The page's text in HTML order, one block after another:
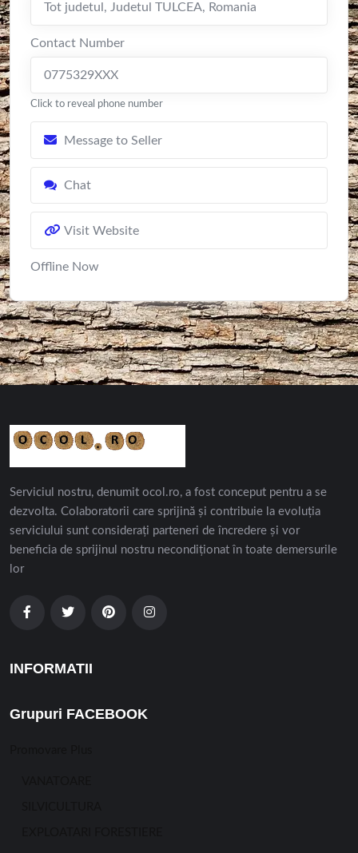
Tot judetul , Judetul TULCEA, Romania
Contact Number
0775329XXX
Click to reveal phone number
Message to Seller
Chat
Visit Website
Offline Now
Serviciul nostru, denumit ocol.ro, a fost conceput pentru a se
dezvolta. Colaboratorii care sprijină și contribuie la evoluția
serviciului sunt considerați parteneri de încredere și vor
beneficia de sprijinul nostru necondiționat în toate demersurile
lor
INFORMATII
Grupuri FACEBOOK